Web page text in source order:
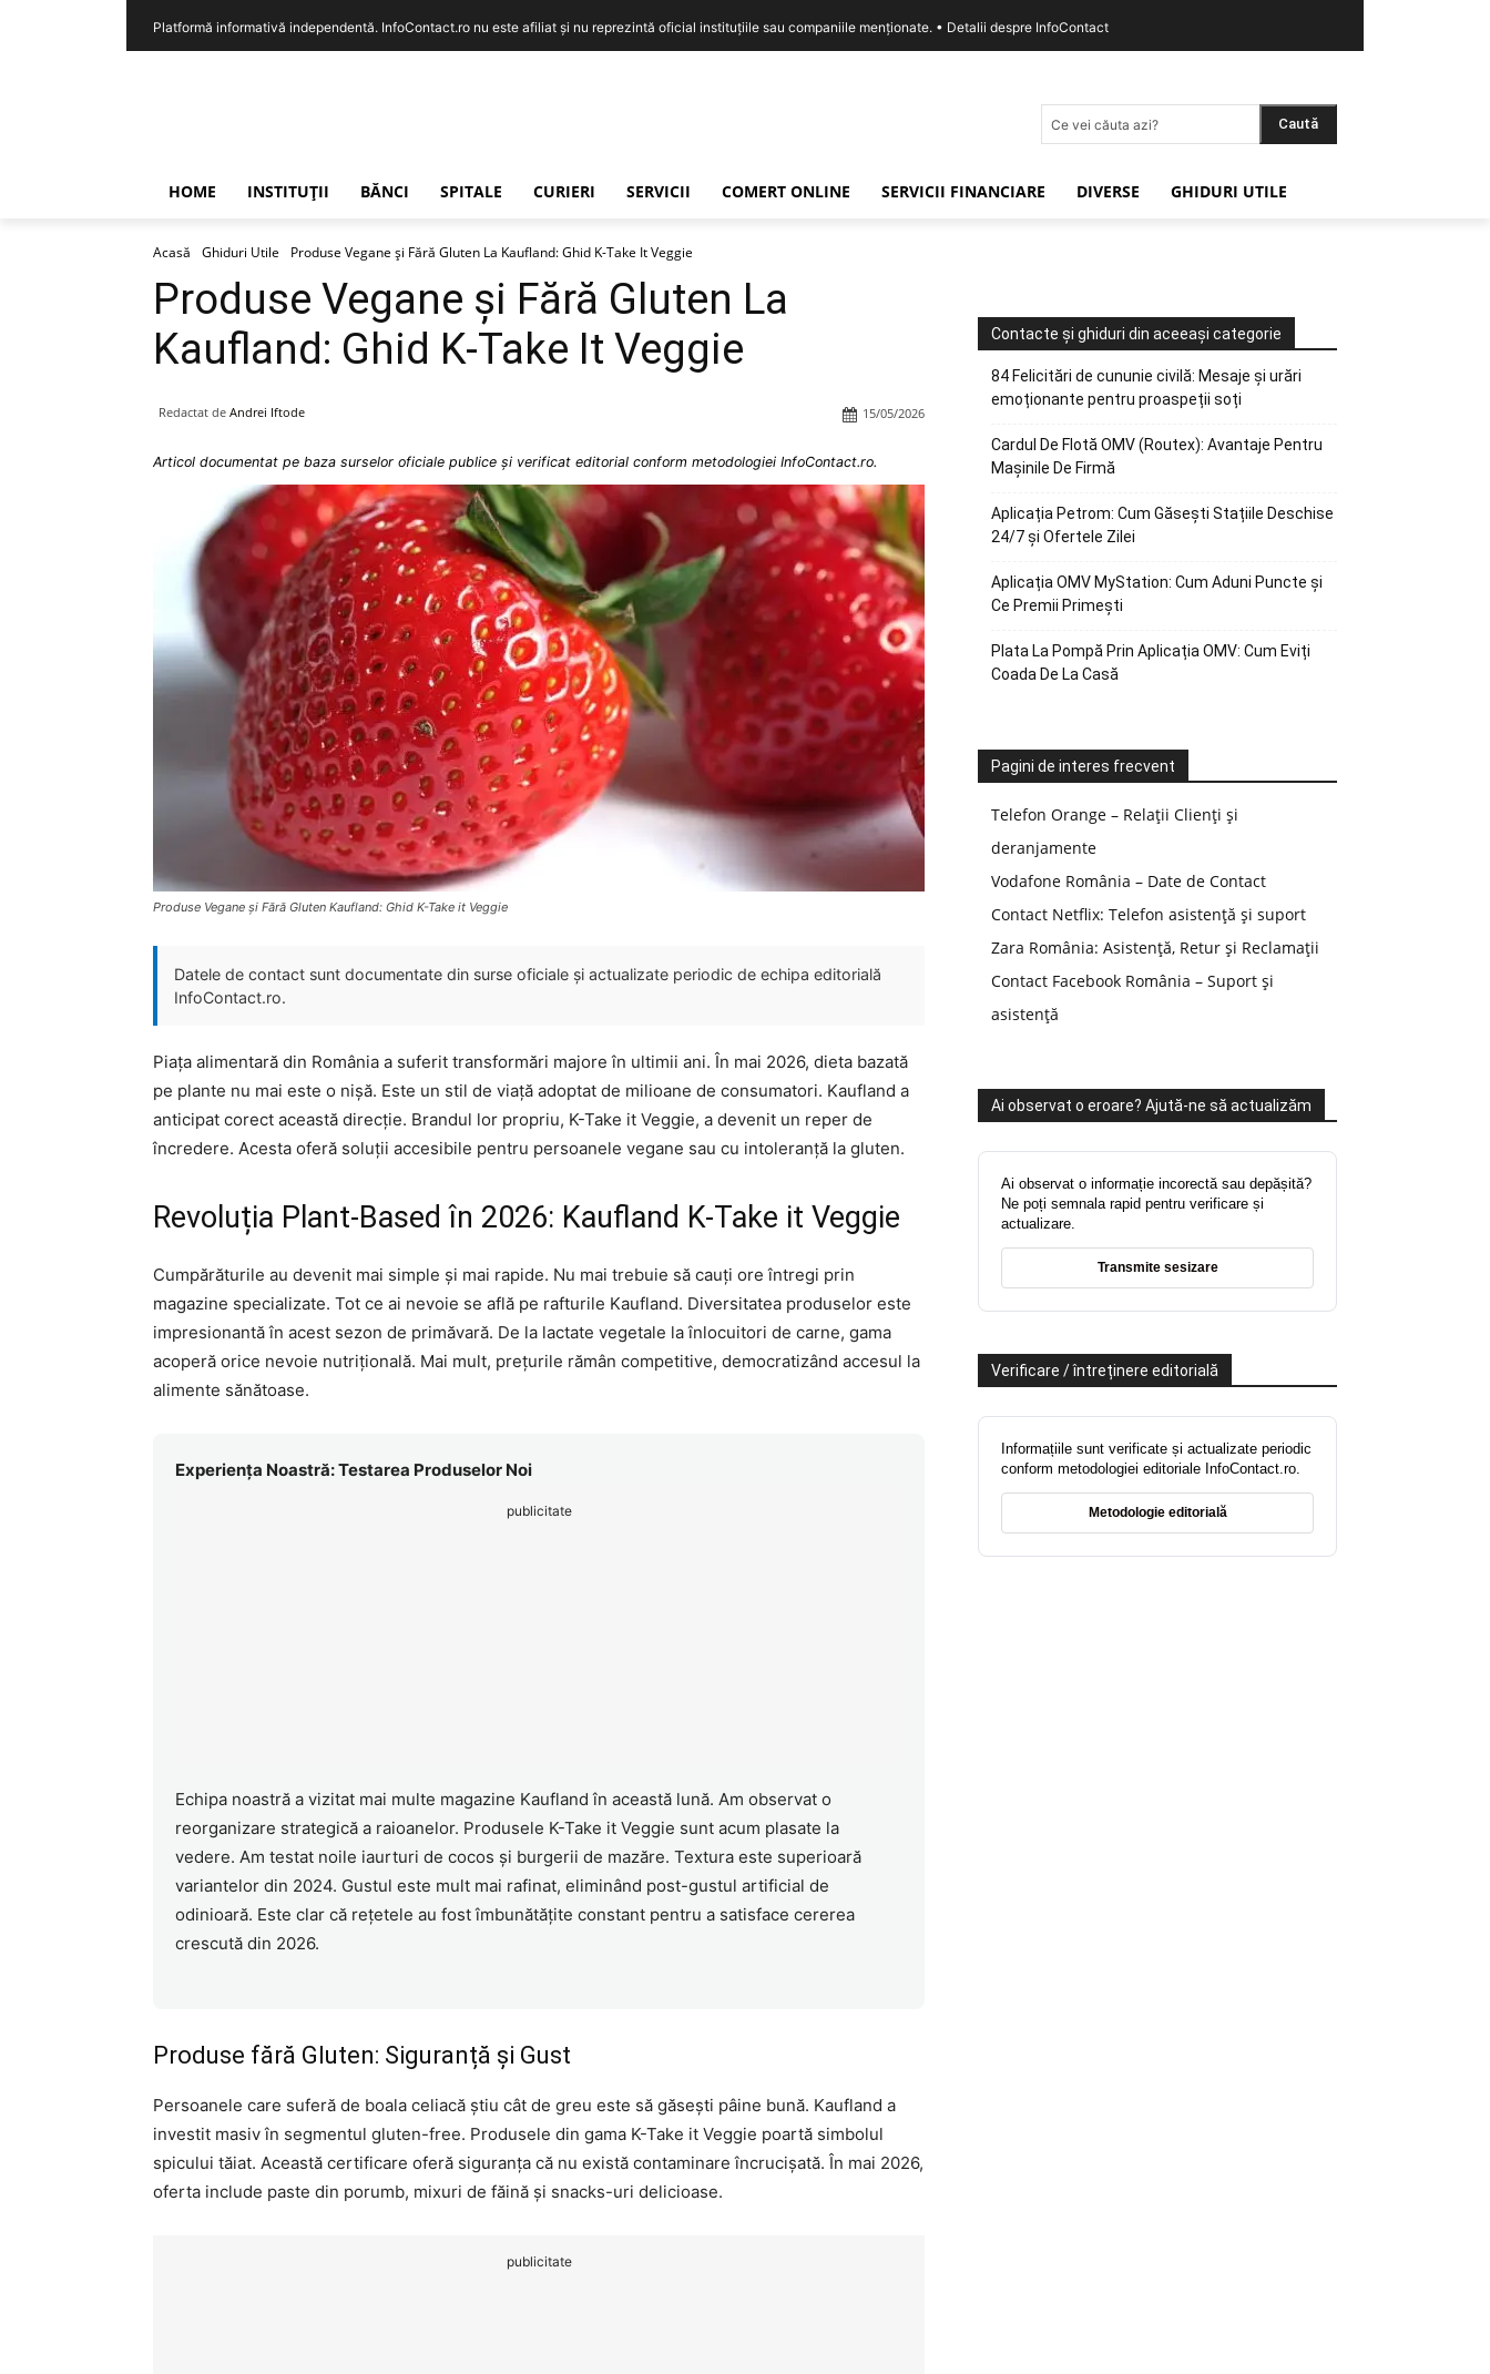
Platformă informativă independentă. InfoContact.ro nu este afiliat și nu reprezintă oficial instituțiile sau companiile menționate. • Detalii despre InfoContact
Ce vei căuta azi? Caută
HOME INSTITUȚII BĂNCI SPITALE CURIERI SERVICII COMERT ONLINE SERVICII FINANCIARE DIVERSE GHIDURI UTILE
Acasă Ghiduri Utile Produse Vegane și Fără Gluten La Kaufland: Ghid K-Take It Veggie
Produse Vegane și Fără Gluten La
Kaufland: Ghid K-Take It Veggie
Redactat de Andrei Iftode 15/05/2026
Articol documentat pe baza surselor oficiale publice și verificat editorial conform metodologiei InfoContact.ro.
Produse Vegane și Fără Gluten Kaufland: Ghid K-Take it Veggie
Datele de contact sunt documentate din surse oficiale și actualizate periodic de echipa editorială
InfoContact.ro.
Piața alimentară din România a suferit transformări majore în ultimii ani. În mai 2026, dieta bazată
pe plante nu mai este o nișă. Este un stil de viață adoptat de milioane de consumatori. Kaufland a
anticipat corect această direcție. Brandul lor propriu, K-Take it Veggie, a devenit un reper de
încredere. Acesta oferă soluții accesibile pentru persoanele vegane sau cu intoleranță la gluten.
Revoluția Plant-Based în 2026: Kaufland K-Take it Veggie
Cumpărăturile au devenit mai simple și mai rapide. Nu mai trebuie să cauți ore întregi prin
magazine specializate. Tot ce ai nevoie se află pe rafturile Kaufland. Diversitatea produselor este
impresionantă în acest sezon de primăvară. De la lactate vegetale la înlocuitori de carne, gama
acoperă orice nevoie nutrițională. Mai mult, prețurile rămân competitive, democratizând accesul la
alimente sănătoase.
Experiența Noastră: Testarea Produselor Noi
publicitate
Echipa noastră a vizitat mai multe magazine Kaufland în această lună. Am observat o
reorganizare strategică a raioanelor. Produsele K-Take it Veggie sunt acum plasate la
vedere. Am testat noile iaurturi de cocos și burgerii de mazăre. Textura este superioară
variantelor din 2024. Gustul este mult mai rafinat, eliminând post-gustul artificial de
odinioară. Este clar că rețetele au fost îmbunătățite constant pentru a satisface cererea
crescută din 2026.
Produse fără Gluten: Siguranță și Gust
Persoanele care suferă de boala celiacă știu cât de greu este să găsești pâine bună. Kaufland a
investit masiv în segmentul gluten-free. Produsele din gama K-Take it Veggie poartă simbolul
spicului tăiat. Această certificare oferă siguranța că nu există contaminare încrucișată. În mai 2026,
oferta include paste din porumb, mixuri de făină și snacks-uri delicioase.
publicitate
Contacte și ghiduri din aceeași categorie
84 Felicitări de cununie civilă: Mesaje și urări
emoționante pentru proaspeții soți
Cardul De Flotă OMV (Routex): Avantaje Pentru
Mașinile De Firmă
Aplicația Petrom: Cum Găsești Stațiile Deschise
24/7 și Ofertele Zilei
Aplicația OMV MyStation: Cum Aduni Puncte și
Ce Premii Primești
Plata La Pompă Prin Aplicația OMV: Cum Eviți
Coada De La Casă
Pagini de interes frecvent
Telefon Orange – Relații Clienți și
deranjamente
Vodafone România – Date de Contact
Contact Netflix: Telefon asistență și suport
Zara România: Asistență, Retur și Reclamații
Contact Facebook România – Suport și
asistență
Ai observat o eroare? Ajută-ne să actualizăm
Ai observat o informație incorectă sau depășită?
Ne poți semnala rapid pentru verificare și
actualizare.
Transmite sesizare
Verificare / întreținere editorială
Informațiile sunt verificate și actualizate periodic
conform metodologiei editoriale InfoContact.ro.
Metodologie editorială